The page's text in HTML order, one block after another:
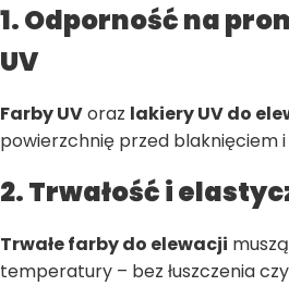
1. Odporność na
UV
Farby UVoraz lakiery UV do
powierzchnię przed blaknięciem
2. Trwałość i
Trwałe farby do elewacji
temperatury – bez łuszczenia